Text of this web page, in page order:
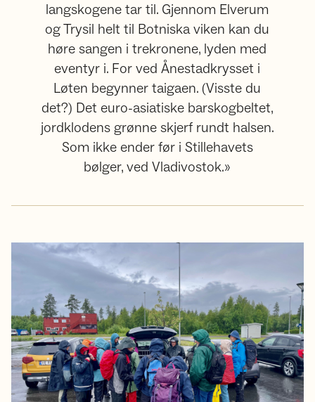
langskogene tar til. Gjennom Elverum
og Trysil helt til Botniska viken kan du
høre sangen i trekronene, lyden med
eventyr i. For ved Ånestadkrysset i
Løten begynner taigaen. (Visste du
det?) Det euro-asiatiske barskogbeltet,
jordklodens grønne skjerf rundt halsen.
Som ikke ender før i Stillehavets
bølger, ved Vladivostok.»